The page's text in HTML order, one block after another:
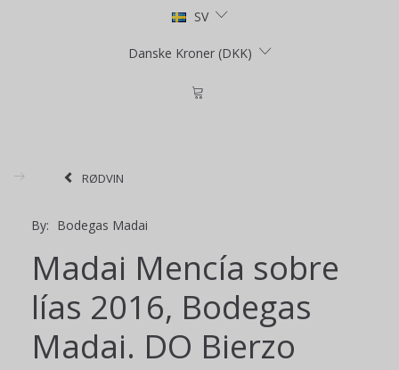
SV
Danske Kroner (DKK)
RØDVIN
By: Bodegas Madai
Madai Mencía sobre
lías 2016, Bodegas
Madai. DO Bierzo